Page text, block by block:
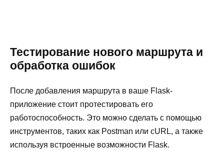
Тестирование нового маршрута и
обработка ошибок
После добавления маршрута в ваше Flask-
приложение стоит протестировать его
работоспособность. Это можно сделать с помощью
инструментов, таких как Postman или cURL, а также
используя встроенные возможности Flask.